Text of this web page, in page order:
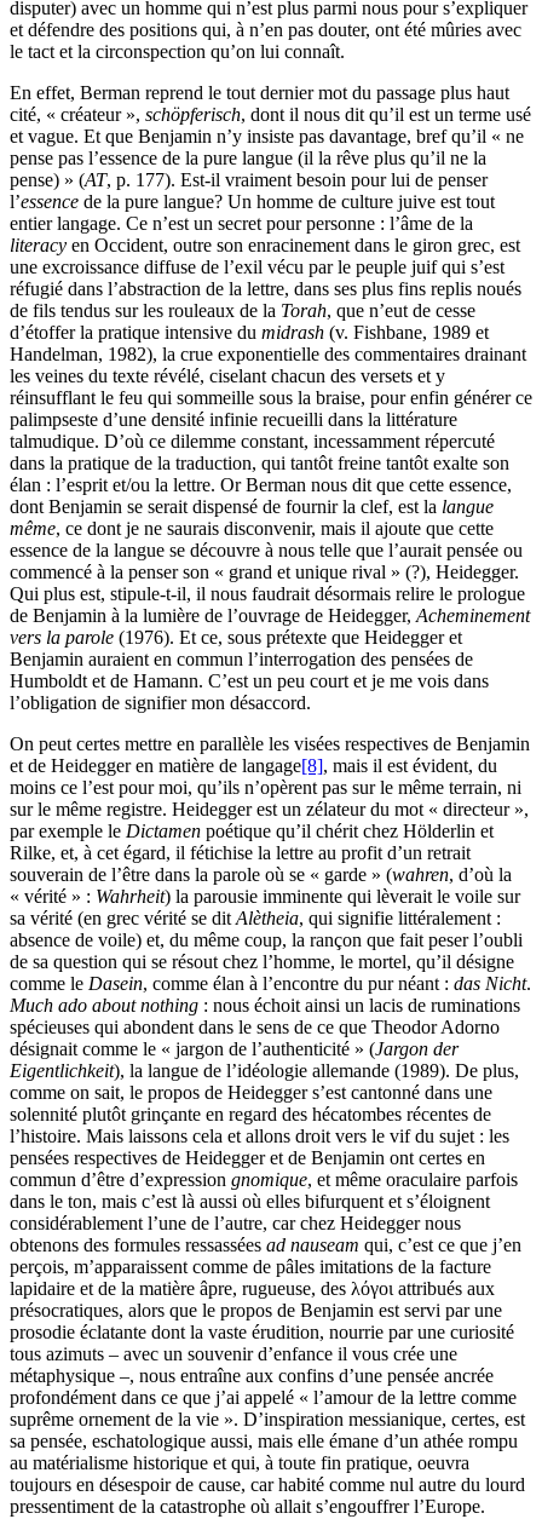
disputer) avec un homme qui n’est plus parmi nous pour s’expliquer
et défendre des positions qui, à n’en pas douter, ont été mûries avec
le tact et la circonspection qu’on lui connaît.
En effet, Berman reprend le tout dernier mot du passage plus haut
cité, « créateur », schöpferisch, dont il nous dit qu’il est un terme usé
et vague. Et que Benjamin n’y insiste pas davantage, bref qu’il « ne
pense pas l’essence de la pure langue (il la rêve plus qu’il ne la
pense) » (AT, p. 177). Est-il vraiment besoin pour lui de penser
l’essence de la pure langue? Un homme de culture juive est tout
entier langage. Ce n’est un secret pour personne : l’âme de la
literacy en Occident, outre son enracinement dans le giron grec, est
une excroissance diffuse de l’exil vécu par le peuple juif qui s’est
réfugié dans l’abstraction de la lettre, dans ses plus fins replis noués
de fils tendus sur les rouleaux de la Torah, que n’eut de cesse
d’étoffer la pratique intensive du midrash (v. Fishbane, 1989 et
Handelman, 1982), la crue exponentielle des commentaires drainant
les veines du texte révélé, ciselant chacun des versets et y
réinsufflant le feu qui sommeille sous la braise, pour enfin générer ce
palimpseste d’une densité infinie recueilli dans la littérature
talmudique. D’où ce dilemme constant, incessamment répercuté
dans la pratique de la traduction, qui tantôt freine tantôt exalte son
élan : l’esprit et/ou la lettre. Or Berman nous dit que cette essence,
dont Benjamin se serait dispensé de fournir la clef, est la langue
même, ce dont je ne saurais disconvenir, mais il ajoute que cette
essence de la langue se découvre à nous telle que l’aurait pensée ou
commencé à la penser son « grand et unique rival » (?), Heidegger.
Qui plus est, stipule-t-il, il nous faudrait désormais relire le prologue
de Benjamin à la lumière de l’ouvrage de Heidegger,Acheminement
vers la parole (1976). Et ce, sous prétexte que Heidegger et
Benjamin auraient en commun l’interrogation des pensées de
Humboldt et de Hamann. C’est un peu court et je me vois dans
l’obligation de signifier mon désaccord.
On peut certes mettre en parallèle les visées respectives de Benjamin
et de Heidegger en matière de langage[8], mais il est évident, du
moins ce l’est pour moi, qu’ils n’opèrent pas sur le même terrain, ni
sur le même registre. Heidegger est un zélateur du mot « directeur »,
par exemple le Dictamen poétique qu’il chérit chez Hölderlin et
Rilke, et, à cet égard, il fétichise la lettre au profit d’un retrait
souverain de l’être dans la parole où se « garde » (wahren, d’où la
« vérité » : Wahrheit) la parousie imminente qui lèverait le voile sur
sa vérité (en grec vérité se ditAlètheia, qui signifie littéralement :
absence de voile) et, du même coup, la rançon que fait peser l’oubli
de sa question qui se résout chez l’homme, le mortel, qu’il désigne
comme le Dasein, comme élan à l’encontre du pur néant : das Nicht.
Much ado about nothing : nous échoit ainsi un lacis de ruminations
spécieuses qui abondent dans le sens de ce que Theodor Adorno
désignait comme le « jargon de l’authenticité » (Jargon der
Eigentlichkeit), la langue de l’idéologie allemande (1989). De plus,
comme on sait, le propos de Heidegger s’est cantonné dans une
solennité plutôt grinçante en regard des hécatombes récentes de
l’histoire. Mais laissons cela et allons droit vers le vif du sujet : les
pensées respectives de Heidegger et de Benjamin ont certes en
commun d’être d’expression gnomique, et même oraculaire parfois
dans le ton, mais c’est là aussi où elles bifurquent et s’éloignent
considérablement l’une de l’autre, car chez Heidegger nous
obtenons des formules ressassées ad nauseam qui, c’est ce que j’en
perçois, m’apparaissent comme de pâles imitations de la facture
lapidaire et de la matière âpre, rugueuse, des λόγοι attribués aux
présocratiques, alors que le propos de Benjamin est servi par une
prosodie éclatante dont la vaste érudition, nourrie par une curiosité
tous azimuts – avec un souvenir d’enfance il vous crée une
métaphysique –, nous entraîne aux confins d’une pensée ancrée
profondément dans ce que j’ai appelé « l’amour de la lettre comme
suprême ornement de la vie ». D’inspiration messianique, certes, est
sa pensée, eschatologique aussi, mais elle émane d’un athée rompu
au matérialisme historique et qui, à toute fin pratique, oeuvra
toujours en désespoir de cause, car habité comme nul autre du lourd
pressentiment de la catastrophe où allait s’engouffrer l’Europe.